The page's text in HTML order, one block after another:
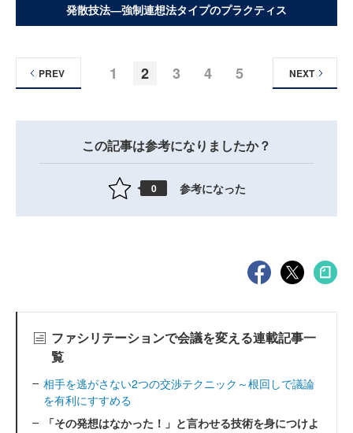
発散技法―強制連想法タイプのプラクティス
1 2 3 4 5
PREV NEXT
この記事は参考になりましたか？
0 参考になった
ファシリテーションで会議を変える連載記事一
覧
相手を逃がさない2つの交渉テクニック～根回しで議論
を有利にすすめる
「その発想はなかった！」と言わせる技術を身につけよ